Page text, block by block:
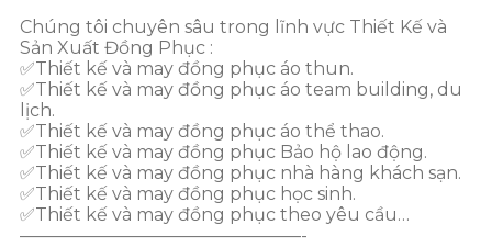
Chúng tôi chuyên sâu trong lĩnh vực Thiết Kế và
Sản Xuất Đồng Phục :
✅Thiết kế và may đồng phục áo thun.
✅Thiết kế và may đồng phục áo team building, du
lịch.
✅Thiết kế và may đồng phục áo thể thao.
✅Thiết kế và may đồng phục Bảo hộ lao động.
✅Thiết kế và may đồng phục nhà hàng khách sạn.
✅Thiết kế và may đồng phục học sinh.
✅Thiết kế và may đồng phục theo yêu cầu…
————————————————-